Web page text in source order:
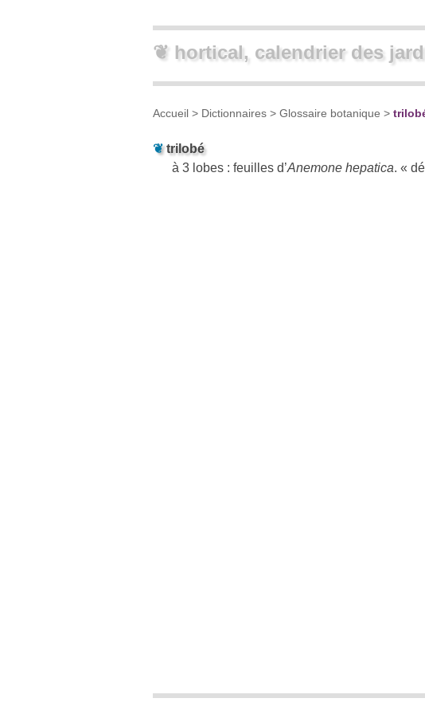
❦ hortical, calendrier des
Accueil > Dictionnaires > Glossaire botanique >
❦trilobé
à 3 lobes : feuilles d’Anemone hepatica. «